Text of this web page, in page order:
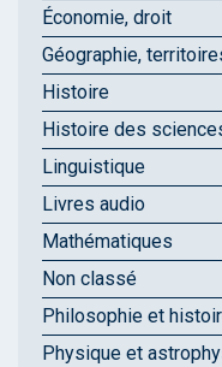
Économie, droit
Géographie,
Histoire
Histoire des
Linguistique
Livres audio
Mathématiques
Non classé
Philosophie et
Physique et